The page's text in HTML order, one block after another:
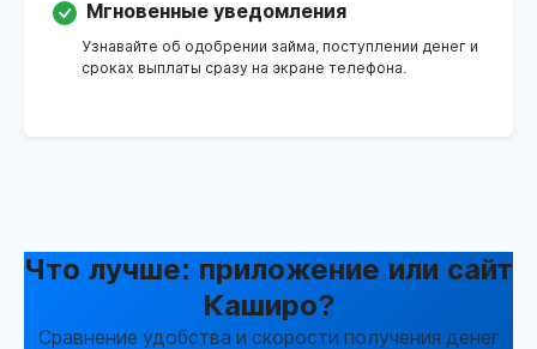
Мгновенные уведомления
Узнавайте об одобрении займа, поступлении денег и
сроках выплаты сразу на экране телефона.
Что лучше: приложение или сайт
Каширо?
Сравнение удобства и скорости получения денег